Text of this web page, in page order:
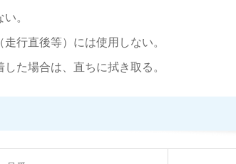
。
行直後等）には使用しない。
た場合は、直ちに拭き取る。